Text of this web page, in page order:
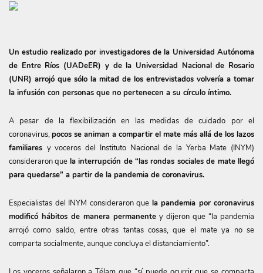
Un estudio realizado por investigadores de la Universidad Autónoma
de Entre Ríos (UADeER) y de la Universidad Nacional de Rosario
(UNR) arrojó que sólo la mitad de los entrevistados volvería a tomar
la infusión con personas que no pertenecen a su círculo íntimo.
A pesar de la flexibilización en las medidas de cuidado por el
coronavirus,pocos se animan a compartir el mate más allá de los lazos
familiares y voceros del Instituto Nacional de la Yerba Mate (INYM)
consideraron que la interrupción de “las rondas sociales de mate llegó
para quedarse” a partir de la pandemia de coronavirus.
Especialistas del INYM consideraron que la pandemia por coronavirus
modificó hábitos de manera permanente y dijeron que “la pandemia
arrojó como saldo, entre otras tantas cosas, que el mate ya no se
comparta socialmente, aunque concluya el distanciamiento”.